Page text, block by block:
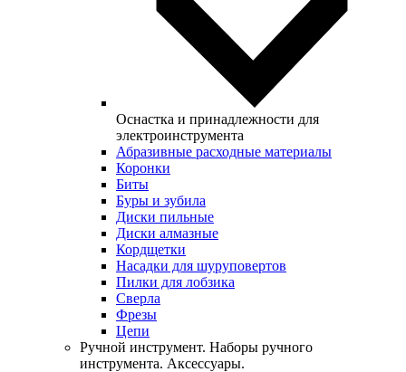
Оснастка и принадлежности для
электроинструмента
Абразивные расходные материалы
Коронки
Биты
Буры и зубила
Диски пильные
Диски алмазные
Кордщетки
Насадки для шуруповертов
Пилки для лобзика
Сверла
Фрезы
Цепи
Ручной инструмент. Наборы ручного
инструмента. Аксессуары.